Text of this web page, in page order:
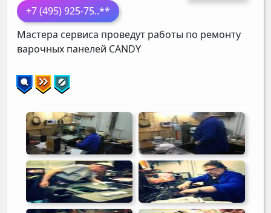
+7 (495) 925-75..**
Мастера сервиса проведут работы по ремонту
варочных панелей CANDY